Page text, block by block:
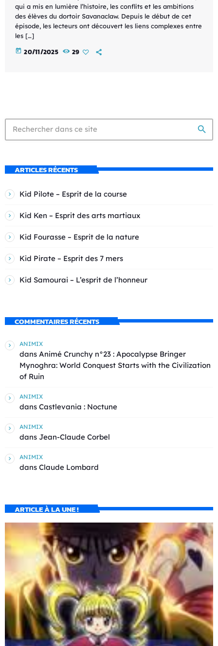
qui a mis en lumière l’histoire, les conflits et les ambitions
des élèves du dortoir Savanaclaw. Depuis le début de cet
épisode, les lecteurs ont découvert les liens complexes entre
les […]
today 20/11/2025 29
search
ARTICLES RÉCENTS
Kid Pilote – Esprit de la course
Kid Ken – Esprit des arts martiaux
Kid Fourasse – Esprit de la nature
Kid Pirate – Esprit des 7 mers
Kid Samourai – L’esprit de l’honneur
COMMENTAIRES RÉCENTS
ANIMIX
dans Animé Crunchy n°23 : Apocalypse Bringer
Mynoghra: World Conquest Starts with the Civilization
of Ruin
ANIMIX
dans Castlevania : Noctune
ANIMIX
dans Jean-Claude Corbel
ANIMIX
dans Claude Lombard
ARTICLE À LA UNE !